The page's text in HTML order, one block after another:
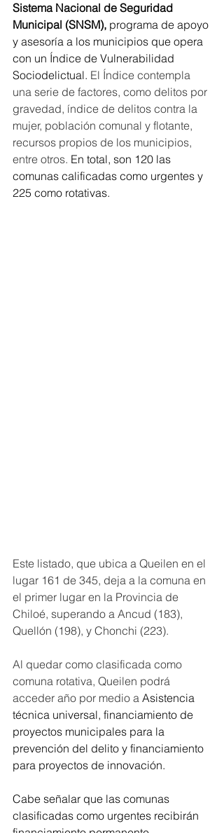
Sistema Nacional de Seguridad
Municipal (SNSM), programa de apoyo
y asesoría a los municipios que opera
con un Índice de Vulnerabilidad
Sociodelictual. El Índice contempla
una serie de factores, como delitos por
gravedad, índice de delitos contra la
mujer, población comunal y flotante,
recursos propios de los municipios,
entre otros. En total, son 120 las
comunas calificadas como urgentes y
225 como rotativas.
Este listado, que ubica a Queilen en el
lugar 161 de 345, deja a la comuna en
el primer lugar en la Provincia de
Chiloé, superando a Ancud (183),
Quellón (198), y Chonchi (223).
Al quedar como clasificada como
comuna rotativa, Queilen podrá
acceder año por medio a Asistencia
técnica universal, financiamiento de
proyectos municipales para la
prevención del delito y financiamiento
para proyectos de innovación.
Cabe señalar que las comunas
clasificadas como urgentes recibirán